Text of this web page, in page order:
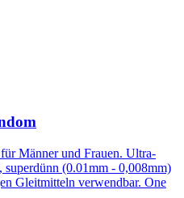
Männer und Frauen. Ultra-
(0.01mm - 0,008mm)
Gleitmitteln verwendbar. One